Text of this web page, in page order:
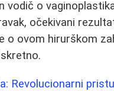
vodič o
očekivani
o ovom hirurškom
Revolucionarni